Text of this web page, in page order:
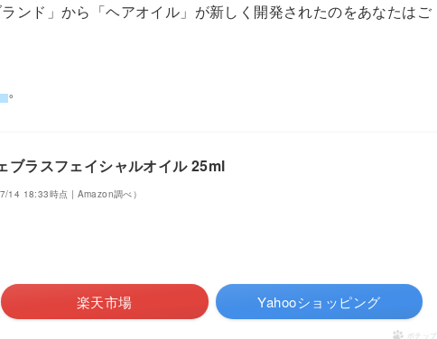
ンド」から「ヘアオイル」が新しく開発されたのをあなたはご
。
ブラスフェイシャルオイル 25ml
14 18:33時点 | Amazon調べ）
楽天市場 Yahooショッピング
ポチップ